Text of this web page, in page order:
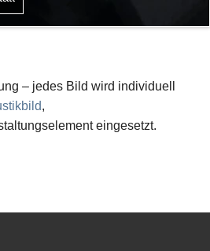
– jedes Bild wird individuell
,
eingesetzt.